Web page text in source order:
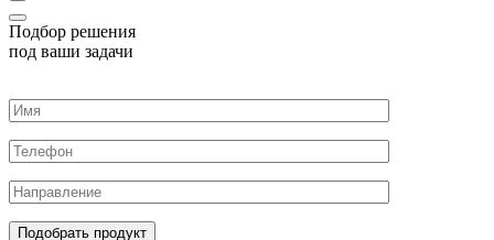
Подбор решения
под ваши задачи